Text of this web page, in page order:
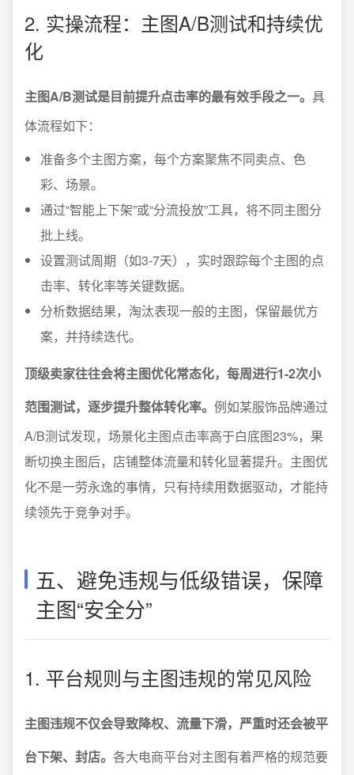
2. 实操流程：主图A/B测试和持续优
化
主图A/B测试是目前提升点击率的最有效手段之一。 具
体流程如下：
准备多个主图方案，每个方案聚焦不同卖点、色
彩、场景。
通过“智能上下架”或“分流投放”工具，将不同主图分
批上线。
设置测试周期（如3-7天），实时跟踪每个主图的点
击率、转化率等关键数据。
分析数据结果，淘汰表现一般的主图，保留最优方
案，并持续迭代。
顶级卖家往往会将主图优化常态化，每周进行1-2次小
范围测试，逐步提升整体转化率。 例如某服饰品牌通过
A/B测试发现，场景化主图点击率高于白底图23%，果
断切换主图后，店铺整体流量和转化显著提升。主图优
化不是一劳永逸的事情，只有持续用数据驱动，才能持
续领先于竞争对手。
五、避免违规与低级错误，保障
主图“安全分”
1. 平台规则与主图违规的常见风险
主图违规不仅会导致降权、流量下滑，严重时还会被平
台下架、封店。 各大电商平台对主图有着严格的规范要